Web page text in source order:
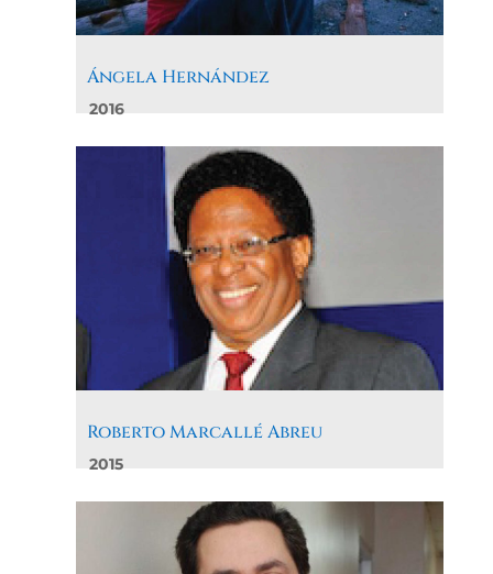
Ángela Hernández
2016
Roberto Marcallé Abreu
2015